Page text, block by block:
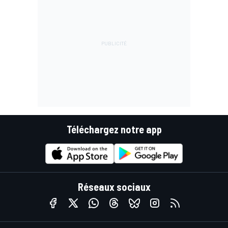
Téléchargez notre app
Réseaux sociaux